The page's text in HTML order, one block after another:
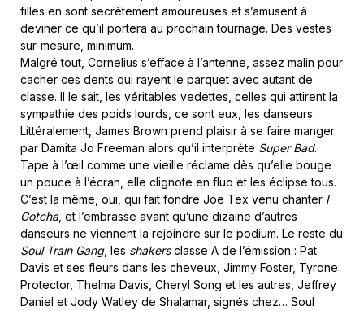
filles en sont secrètement amoureuses et s’amusent à
deviner ce qu’il portera au prochain tournage. Des vestes
sur-mesure, minimum.
Malgré tout, Cornelius s’efface à l’antenne, assez malin pour
cacher ces dents qui rayent le parquet avec autant de
classe. Il le sait, les véritables vedettes, celles qui attirent la
sympathie des poids lourds, ce sont eux, les danseurs.
Littéralement, James Brown prend plaisir à se faire manger
par Damita Jo Freeman alors qu’il interprète Super Bad.
Tape à l’œil comme une vieille réclame dès qu’elle bouge
un pouce à l’écran, elle clignote en fluo et les éclipse tous.
C’est la même, oui, qui fait fondre Joe Tex venu chanter I
Gotcha, et l’embrasse avant qu’une dizaine d’autres
danseurs ne viennent la rejoindre sur le podium. Le reste du
Soul Train Gang, les shakersclasse A de l’émission : Pat
Davis et ses fleurs dans les cheveux, Jimmy Foster, Tyrone
Protector, Thelma Davis, Cheryl Song et les autres, Jeffrey
Daniel et Jody Watley de Shalamar, signés chez… Soul